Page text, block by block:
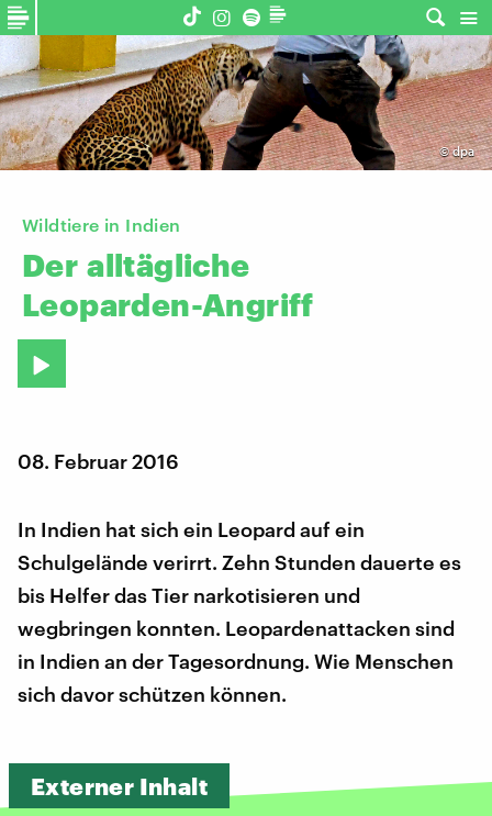
©dpa
Wildtiere in Indien
Der alltägliche
Leoparden-Angriff
08. Februar 2016
In Indien hat sich ein Leopard auf ein
Schulgelände verirrt. Zehn Stunden dauerte es
bis Helfer das Tier narkotisieren und
wegbringen konnten. Leopardenattacken sind
in Indien an der Tagesordnung. Wie Menschen
sich davor schützen können.
Externer Inhalt